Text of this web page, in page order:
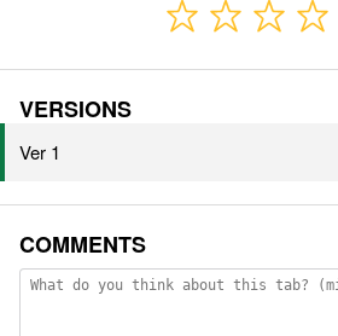
VERSIONS
Ver 1
COMMENTS